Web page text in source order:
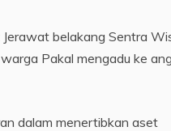
Jerawat belakang Sentra
Pakal mengadu ke
dalam menertibkan aset